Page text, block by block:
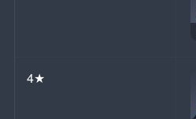
4★